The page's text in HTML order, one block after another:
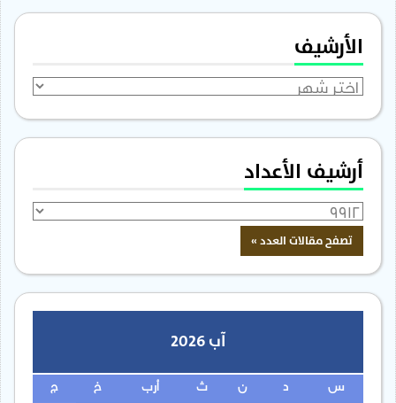
الأرشيف
الأرشيف
أرشيف الأعداد
آب 2026
س ن ث أرب خ ج